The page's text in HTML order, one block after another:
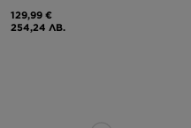
129,99 €
254,24 ЛВ.